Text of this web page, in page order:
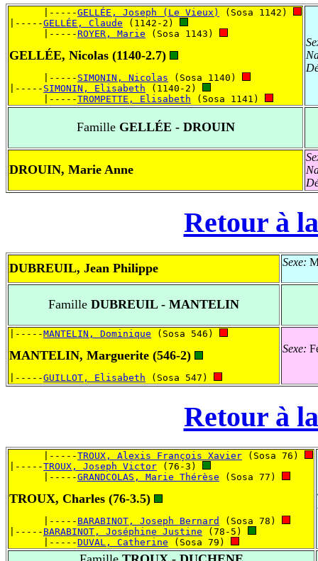
      |-----
GELLÉE, Joseph (Le Vieux)
(Sosa 1142)
|-----GELLÉE, Claude (1142-2)
      |-----
ROYER, Marie (Sosa 1143)
GELLÉE, Nicolas (1140-2.7)
      |-----
SIMONIN, Nicolas (Sosa 1140)
|----- SIMONIN, Elisabeth (1140-2)
      |-----
TROMPETTE, Elisabeth (Sosa 1141)
FamilleGELLÉE - DROUIN
DROUIN, Marie Anne
Retour à
DUBREUIL, Jean Philippe Sexe:
Famille DUBREUIL - MANTELIN
|-----MANTELIN, Dominique (Sosa 546)
MANTELIN, Marguerite (546-2)
|-----GUILLOT, Elisabeth (Sosa 547)
Sexe:
Retour à
      |-----
TROUX, Alexis François Xavier (Sosa 76)
|-----TROUX, Joseph Victor (76-3)
      |-----
GRANDCOLAS, Marie Thérèse (Sosa 77)
TROUX, Charles (76-3.5)
      |-----
BARABINOT, Joseph Bernard
(Sosa 78)
|----- BARABINOT, Joséphine Justine (78-5)
      |-----
DUVAL, Catherine (Sosa 79)